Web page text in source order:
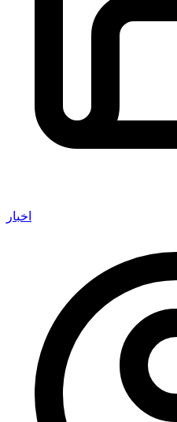
اخبار